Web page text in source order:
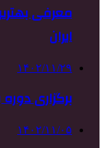
معرفی
ایران
۱۴۰۲/۱۱/۲۹
برگزاری
۱۴۰۲/۱۱/۰۵